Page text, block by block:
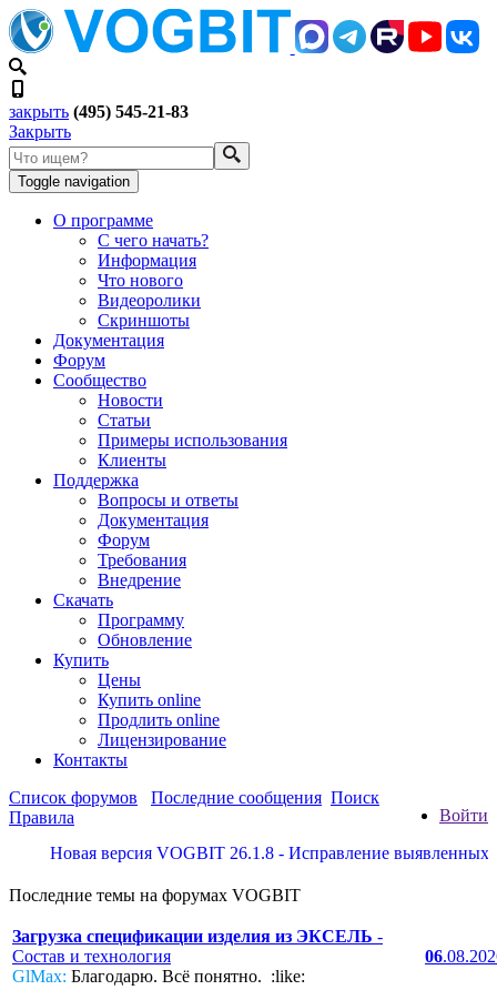
закрыть (495) 545-21-83
Закрыть
Toggle navigation
О программе
С чего начать?
Информация
Что нового
Видеоролики
Скриншоты
Документация
Форум
Сообщество
Новости
Статьи
Примеры использования
Клиенты
Поддержка
Вопросы и ответы
Документация
Форум
Требования
Внедрение
Скачать
Программу
Обновление
Купить
Цены
Купить online
Продлить online
Лицензирование
Контакты
Войти
Список форумов Последние сообщения Поиск
Правила
Новая версия VOGBIT 26.1.8 - Исправление выявленных
Последние темы на форумах VOGBIT
Загрузка спецификации изделия из ЭКСЕЛЬ -
Состав и технология
GlMax: Благодарю. Всё понятно. :like:
06